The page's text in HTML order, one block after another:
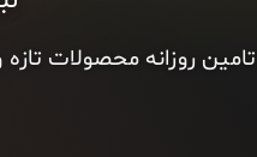
تامین روزانه محصولات